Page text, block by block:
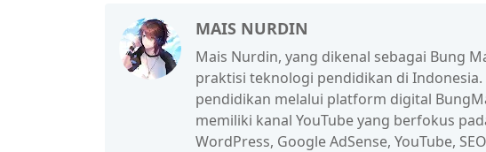
MAIS NURDIN
Mais Nurdin, yang dikenal sebagai Bung
praktisi teknologi pendidikan di
pendidikan melalui platform digital
memiliki kanal YouTube yang berfokus
WordPress, Google AdSense, YouTube,